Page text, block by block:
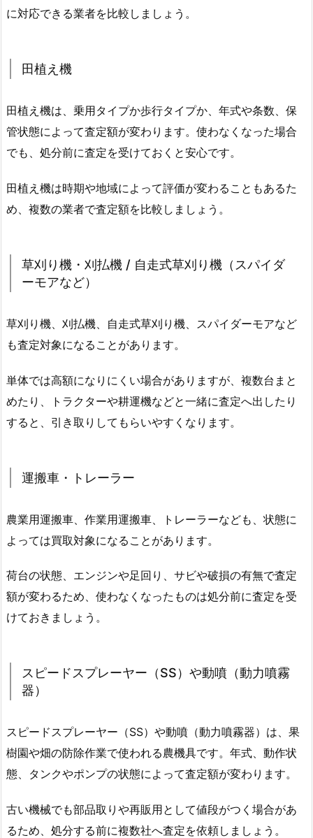
に対応できる業者を比較しましょう。
田植え機
田植え機は、乗用タイプか歩行タイプか、年式や条数、保
管状態によって査定額が変わります。使わなくなった場合
でも、処分前に査定を受けておくと安心です。
田植え機は時期や地域によって評価が変わることもあるた
め、複数の業者で査定額を比較しましょう。
草刈り機・刈払機 / 自走式草刈り機（スパイダ
ーモアなど）
草刈り機、刈払機、自走式草刈り機、スパイダーモアなど
も査定対象になることがあります。
単体では高額になりにくい場合がありますが、複数台まと
めたり、トラクターや耕運機などと一緒に査定へ出したり
すると、引き取りしてもらいやすくなります。
運搬車・トレーラー
農業用運搬車、作業用運搬車、トレーラーなども、状態に
よっては買取対象になることがあります。
荷台の状態、エンジンや足回り、サビや破損の有無で査定
額が変わるため、使わなくなったものは処分前に査定を受
けておきましょう。
スピードスプレーヤー（SS）や動噴（動力噴霧
器）
スピードスプレーヤー（SS）や動噴（動力噴霧器）は、果
樹園や畑の防除作業で使われる農機具です。年式、動作状
態、タンクやポンプの状態によって査定額が変わります。
古い機械でも部品取りや再販用として値段がつく場合があ
るため、処分する前に複数社へ査定を依頼しましょう。